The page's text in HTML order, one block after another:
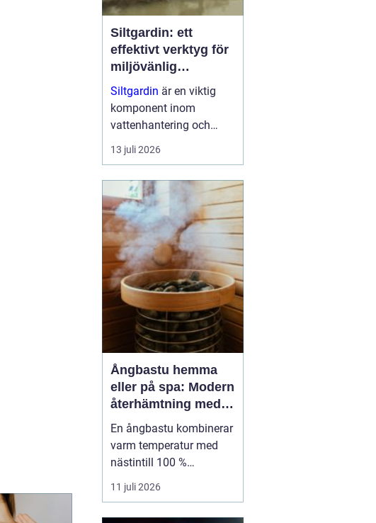
Siltgardin: ett
effektivt verktyg för
miljövänlig
vattenhantering
Siltgardin är en viktig
komponent inom
vattenhantering och
miljöskydd, särskilt i
verksamheter som
sjögrävning. Dessa
barriärer hjälper till att
minska grumling och
sp...
13 juli 2026
Ångbastu hemma
eller på spa: Modern
återhämtning med
uråldrig logik
En ångbastu kombinerar
varm temperatur med
nästintill 100 %
luftfuktighet för att
skapa en intensiv men
11 juli 2026